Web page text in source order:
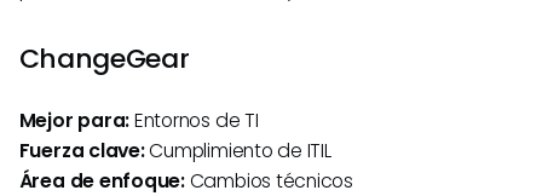
ChangeGear
Mejor para:Entornos de TI
Fuerza clave:Cumplimiento de ITIL
Área de enfoque:Cambios técnicos